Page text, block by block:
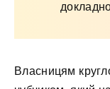
Власницям